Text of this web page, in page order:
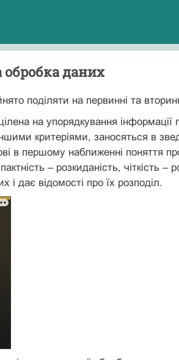
даних
поділяти на первинні та
на упорядкування інформації
критеріями, заносяться в
в першому наближенні поняття
– розкиданість, чіткість
дає відомості про їх розподіл.